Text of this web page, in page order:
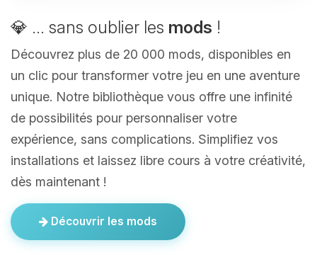
💎 ... sans oublier les mods !
Découvrez plus de 20 000 mods, disponibles en
un clic pour transformer votre jeu en une aventure
unique. Notre bibliothèque vous offre une infinité
de possibilités pour personnaliser votre
expérience, sans complications. Simplifiez vos
installations et laissez libre cours à votre créativité,
dès maintenant !
Découvrir les mods